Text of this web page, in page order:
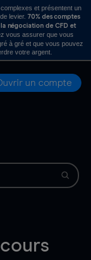
et présentent un
levier. 70% des comptes
négociation de CFD et
vous assurer que vous
à gré et que vous pouvez
votre argent.
un compte
cours